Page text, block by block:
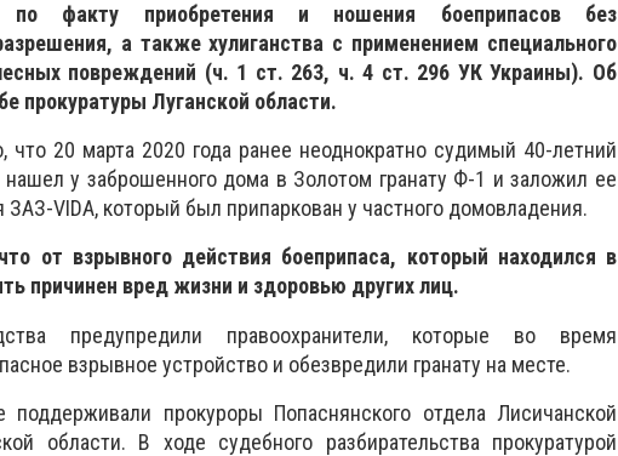
факту приобретения и ношения боеприпасов без
а также хулиганства с применением специального
повреждений (ч. 1 ст. 263, ч. 4 ст. 296 УК Украины). Об
прокуратуры Луганской области.
что 20 марта 2020 года ранее неоднократно судимый 40-летний
нашел у заброшенного дома в Золотом гранату Ф-1 и заложил ее
VIDA, который был припаркован у частного домовладения.
от взрывного действия боеприпаса, который находился в
причинен вред жизни и здоровью других лиц.
предупредили правоохранители, которые во время
взрывное устройство и обезвредили гранату на месте.
прокуроры Попаснянского отдела Лисичанской
области. В ходе судебного разбирательства прокуратурой